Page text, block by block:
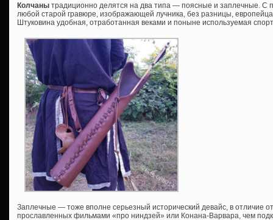
Колчаны традиционно делятся на два типа — поясные и заплечные. С
любой старой гравюре, изображающей лучника, без разницы,
Штуковина удобная, отработанная веками и поныне используемая
Заплечные — тоже вполне серьезный исторический девайс, в отличие
прославленных фильмами «про ниндзей» или Конана-Варвара, чем